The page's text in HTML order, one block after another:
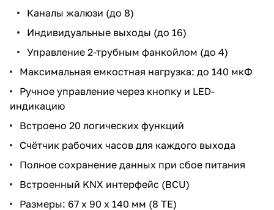
Каналы жалюзи (до 8)
Индивидуальные выходы (до 16)
Управление 2-трубным фанкойлом (до 4)
Максимальная емкостная нагрузка: до 140 мкФ
Ручное управление через кнопку и LED-
индикацию
Встроено 20 логических функций
Счётчик рабочих часов для каждого выхода
Полное сохранение данных при сбое питания
Встроенный KNX интерфейс (BCU)
Размеры: 67 x 90 x 140 мм (8 ТЕ)